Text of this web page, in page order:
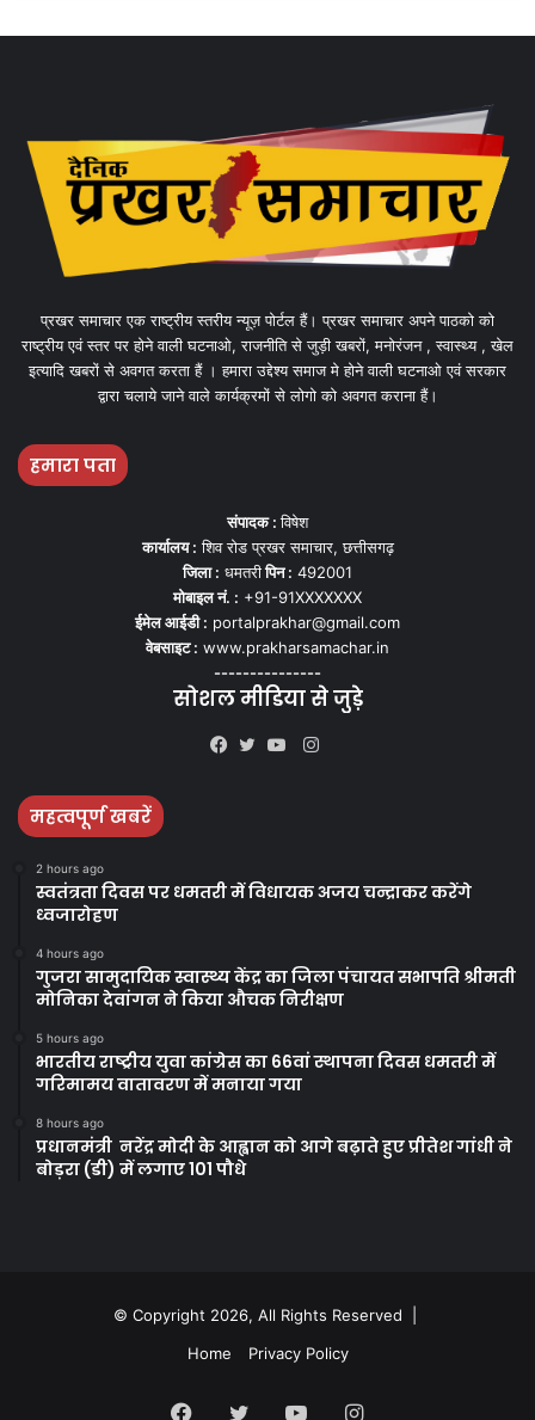
प्रखर समाचार एक राष्ट्रीय स्तरीय न्यूज़ पोर्टल हैं। प्रखर समाचार अपने पाठको को
राष्ट्रीय एवं स्तर पर होने वाली घटनाओ, राजनीति से जुड़ी खबरों, मनोरंजन , स्वास्थ्य , खेल
इत्यादि खबरों से अवगत करता हैं । हमारा उद्देश्य समाज मे होने वाली घटनाओ एवं सरकार
द्वारा चलाये जाने वाले कार्यक्रमों से लोगो को अवगत कराना हैं।
हमारा पता
संपादक :विषेश
कार्यालय : शिव रोड प्रखर समाचार, छत्तीसगढ़
जिला : धमतरीपिन : 492001
मोबाइल नं. : +91-91XXXXXXX
ईमेल आईडी : portalprakhar@gmail.com
वेबसाइट : www.prakharsamachar.in
---------------
सोशल मीडिया से जुड़े
Instagram
महत्वपूर्ण खबरें
2 hours ago
स्वतंत्रता दिवस पर धमतरी में विधायक अजय चन्द्राकर करेंगे
ध्वजारोहण
4 hours ago
गुजरा सामुदायिक स्वास्थ्य केंद्र का जिला पंचायत सभापति श्रीमती
मोनिका देवांगन ने किया औचक निरीक्षण
5 hours ago
भारतीय राष्ट्रीय युवा कांग्रेस का 66वां स्थापना दिवस धमतरी में
गरिमामय वातावरण में मनाया गया
8 hours ago
प्रधानमंत्री नरेंद्र मोदी के आह्वान को आगे बढ़ाते हुए प्रीतेश गांधी ने
बोड़रा (डी) में लगाए 101 पौधे
© Copyright 2026, All Rights Reserved |
Home
Privacy Policy
Facebook
Twitter YouTubeInstagram